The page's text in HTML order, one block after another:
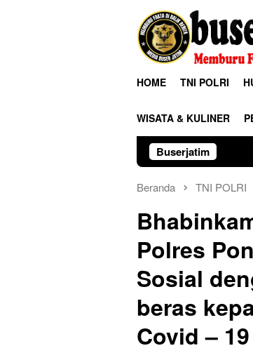
HOME TNI POLRI
WISATA & KULINER
Buserjatim
Beranda TNI POLRI
Polres
Sosial
beras
Covid – 19